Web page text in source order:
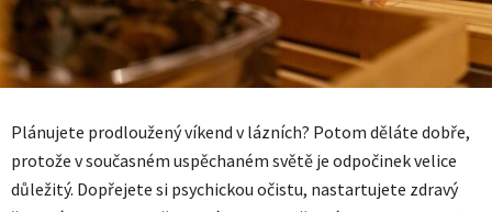
Plánujete prodloužený víkend v lázních? Potom děláte dobře,
protože v současném uspěchaném světě je odpočinek velice
důležitý. Dopřejete si psychickou očistu, nastartujete zdravý